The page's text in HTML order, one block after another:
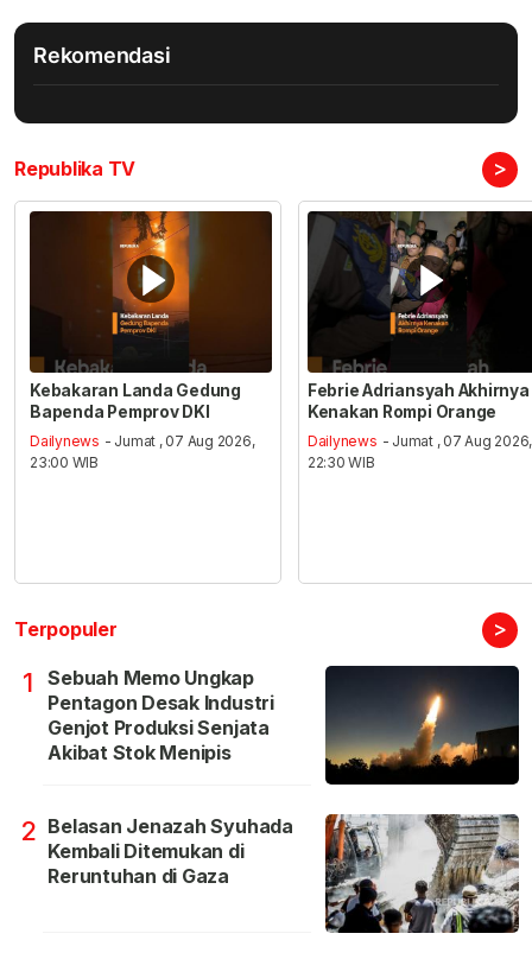
Rekomendasi
Republika TV >
Kebakaran Landa Gedung
Bapenda Pemprov DKI
Dailynews - Jumat , 07 Aug 2026,
23:00 WIB
Febrie Adriansyah Akhirnya
Kenakan Rompi Orange
Dailynews - Jumat , 07 Aug 2026,
22:30 WIB
Terpopuler >
1
Sebuah Memo Ungkap
Pentagon Desak Industri
Genjot Produksi Senjata
Akibat Stok Menipis
2 Belasan Jenazah Syuhada
Kembali Ditemukan di
Reruntuhan di Gaza